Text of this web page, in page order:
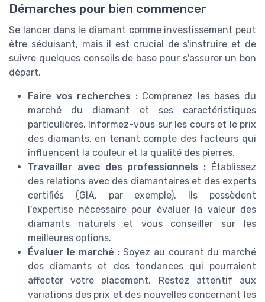
Démarches pour bien commencer
Se lancer dans le diamant comme investissement peut
être séduisant, mais il est crucial de s'instruire et de
suivre quelques conseils de base pour s'assurer un bon
départ.
Faire vos recherches :Comprenez les bases du
marché du diamant et ses caractéristiques
particulières. Informez-vous sur les cours et le prix
des diamants, en tenant compte des facteurs qui
influencent la couleur et la qualité des pierres.
Travailler avec des professionnels : Établissez
des relations avec des diamantaires et des experts
certifiés (GIA, par exemple). Ils possèdent
l'expertise nécessaire pour évaluer la valeur des
diamants naturels et vous conseiller sur les
meilleures options.
Évaluer le marché : Soyez au courant du marché
des diamants et des tendances qui pourraient
affecter votre placement. Restez attentif aux
variations des prix et des nouvelles concernant les